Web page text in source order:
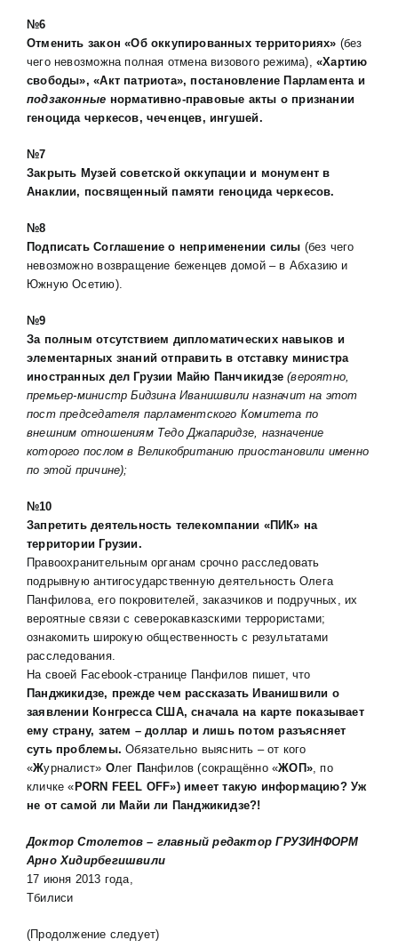
№6
Отменить закон «Об оккупированных территориях» (без
чего невозможна полная отмена визового режима), «Хартию
свободы», «Акт патриота», постановление Парламента и
подзаконные нормативно-правовые акты о признании
геноцида черкесов, чеченцев, ингушей.
№7
Закрыть Музей советской оккупации и монумент в
Анаклии, посвященный памяти геноцида черкесов.
№8
Подписать Соглашение о неприменении силы (без чего
невозможно возвращение беженцев домой – в Абхазию и
Южную Осетию).
№9
За полным отсутствием дипломатических навыков и
элементарных знаний отправить в отставку министра
иностранных дел Грузии Майю Панчикидзе (вероятно,
премьер-министр Бидзина Иванишвили назначит на этот
пост председателя парламентского Комитета по
внешним отношениям Тедо Джапаридзе, назначение
которого послом в Великобританию приостановили именно
по этой причине);
№10
Запретить деятельность телекомпании «ПИК» на
территории Грузии.
Правоохранительным органам срочно расследовать
подрывную антигосударственную деятельность Олега
Панфилова, его покровителей, заказчиков и подручных, их
вероятные связи с северокавказскими террористами;
ознакомить широкую общественность с результатами
расследования.
На своей Facebook-странице Панфилов пишет, что
Панджикидзе, прежде чем рассказать Иванишвили о
заявлении Конгресса США, сначала на карте показывает
ему страну, затем – доллар и лишь потом разъясняет
суть проблемы.Обязательно выяснить – от кого
«Журналист» Олег Панфилов (сокращённо «ЖОП» , по
кличке « PORN FEEL OFF») имеет такую информацию? Уж
не от самой ли Майи ли Панджикидзе?!
Доктор Столетов – главный редактор ГРУЗИНФОРМ
Арно Хидирбегишвили
17 июня 2013 года,
Тбилиси
(Продолжение следует)